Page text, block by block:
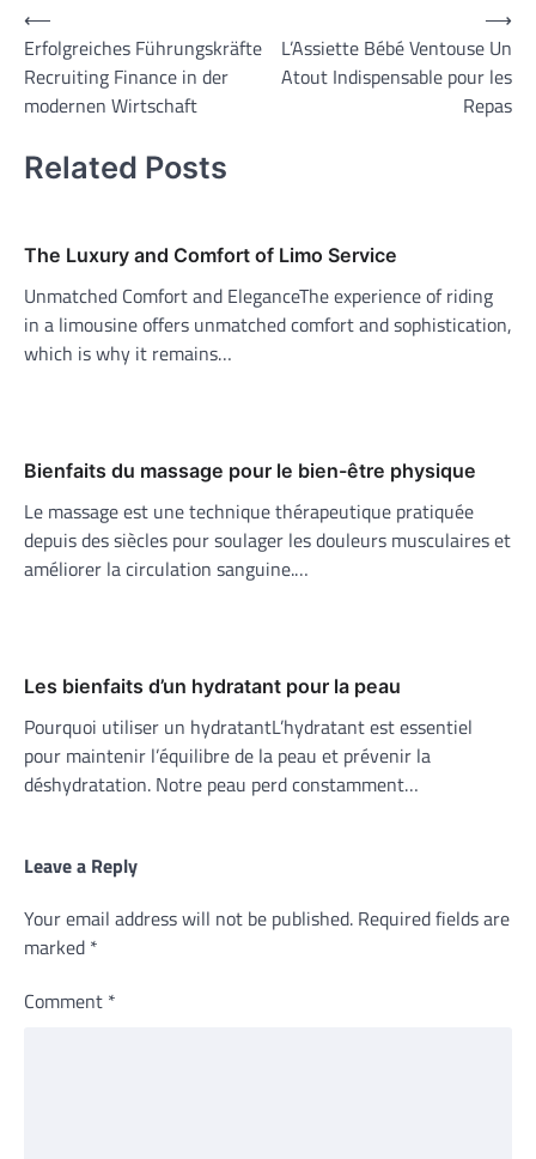
Post
navigation
⟵
Erfolgreiches Führungskräfte
Recruiting Finance in der
modernen Wirtschaft
L’Assiette Bébé Ventouse Un
Atout Indispensable pour les
Repas
⟶
Related Posts
The Luxury and Comfort of Limo Service
Unmatched Comfort and EleganceThe experience of riding
in a limousine offers unmatched comfort and sophistication,
which is why it remains…
Bienfaits du massage pour le bien-être physique
Le massage est une technique thérapeutique pratiquée
depuis des siècles pour soulager les douleurs musculaires et
améliorer la circulation sanguine.…
Les bienfaits d’un hydratant pour la peau
Pourquoi utiliser un hydratantL’hydratant est essentiel
pour maintenir l’équilibre de la peau et prévenir la
déshydratation. Notre peau perd constamment…
Leave a Reply
Your email address will not be published. Required fields are
marked *
Comment *